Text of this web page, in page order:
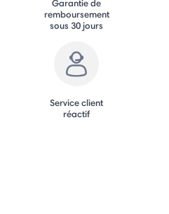
Garantie de
remboursement
sous 30 jours
Service client
réactif